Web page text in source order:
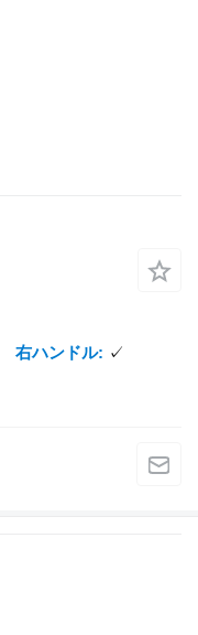
右ハンドル ✓